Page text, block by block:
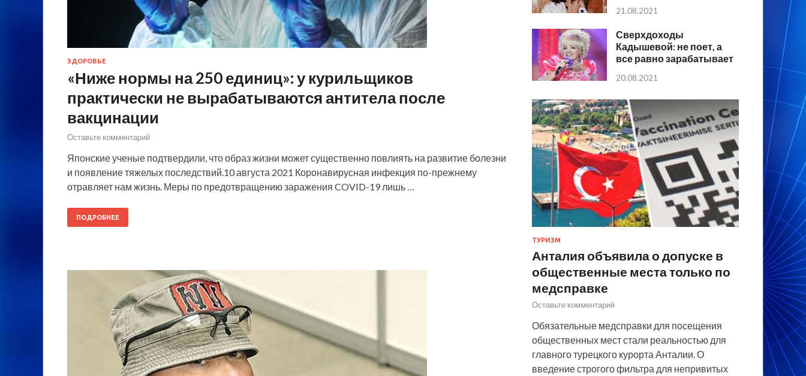
ЗДОРОВЬЕ
«Ниже нормы на 250 единиц»: у курильщиков
практически не вырабатываются антитела после
вакцинации
Оставьте комментарий
Японские ученые подтвердили, что образ жизни может существенно повлиять на развитие болезни
и появление тяжелых последствий.10 августа 2021 Коронавирусная инфекция по-прежнему
отравляет нам жизнь. Меры по предотвращению заражения COVID-19 лишь …
ПОДРОБНЕЕ
21.08.2021
Сверхдоходы
Кадышевой: не поет, а
все равно зарабатывает
20.08.2021
ТУРИЗМ
Анталия объявила о допуске в
общественные места только по
медсправке
Оставьте комментарий
Обязательные медсправки для посещения
общественных мест стали реальностью для
главного турецкого курорта Анталии. О
введение строгого фильтра для непривитых